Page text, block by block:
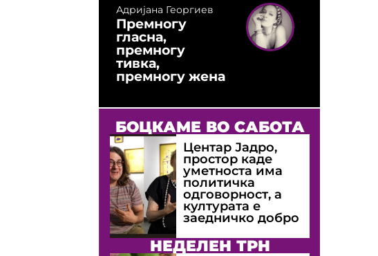
Адријана Георгиев
Премногу
гласна,
премногу
тивка,
премногу жена
БОЦКАМЕ ВО САБОТА
Центар Јадро,
простор каде
уметноста има
политичка
одговорност, а
културата е
заедничко добро
НЕДЕЛЕН ТРН